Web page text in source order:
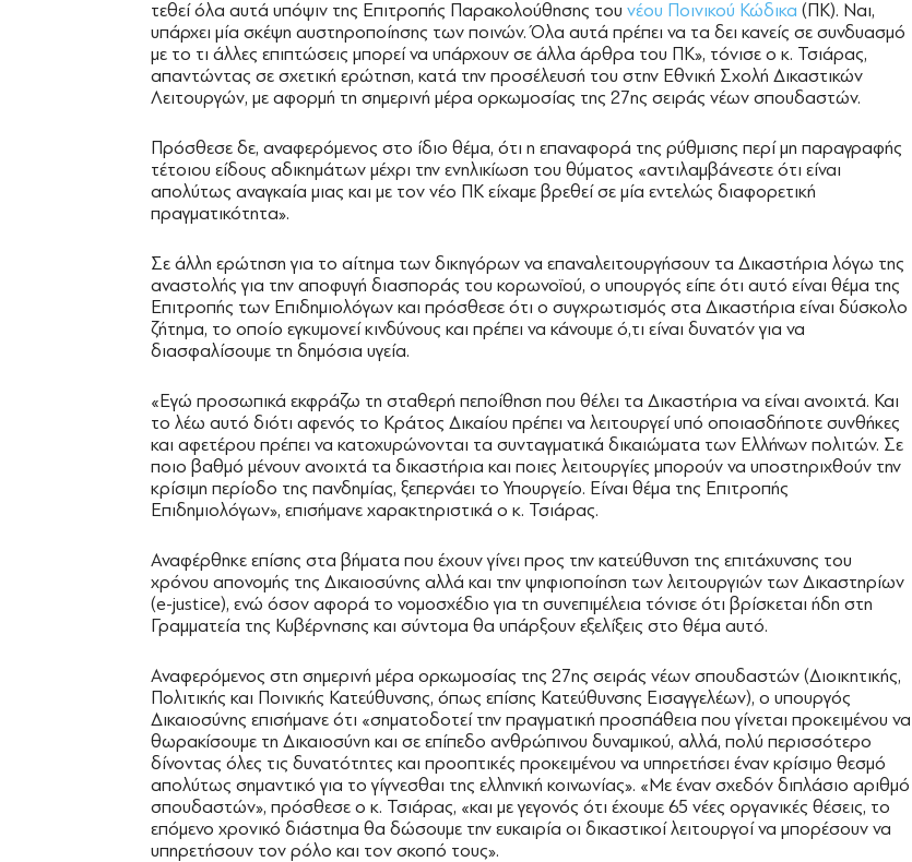
τεθεί όλα αυτά υπόψιν της Επιτροπής Παρακολούθησης του νέου Ποινικού Κώδικα (ΠΚ). Ναι,
υπάρχει μία σκέψη αυστηροποίησης των ποινών. Όλα αυτά πρέπει να τα δει κανείς σε συνδυασμό
με το τι άλλες επιπτώσεις μπορεί να υπάρχουν σε άλλα άρθρα του ΠΚ», τόνισε ο κ. Τσιάρας,
απαντώντας σε σχετική ερώτηση, κατά την προσέλευσή του στην Εθνική Σχολή Δικαστικών
Λειτουργών, με αφορμή τη σημερινή μέρα ορκωμοσίας της 27ης σειράς νέων σπουδαστών.
Πρόσθεσε δε, αναφερόμενος στο ίδιο θέμα, ότι η επαναφορά της ρύθμισης περί μη παραγραφής
τέτοιου είδους αδικημάτων μέχρι την ενηλικίωση του θύματος «αντιλαμβάνεστε ότι είναι
απολύτως αναγκαία μιας και με τον νέο ΠΚ είχαμε βρεθεί σε μία εντελώς διαφορετική
πραγματικότητα».
Σε άλλη ερώτηση για το αίτημα των δικηγόρων να επαναλειτουργήσουν τα Δικαστήρια λόγω της
αναστολής για την αποφυγή διασποράς του κορωνοϊού, ο υπουργός είπε ότι αυτό είναι θέμα της
Επιτροπής των Επιδημιολόγων και πρόσθεσε ότι ο συγχρωτισμός στα Δικαστήρια είναι δύσκολο
ζήτημα, το οποίο εγκυμονεί κινδύνους και πρέπει να κάνουμε ό,τι είναι δυνατόν για να
διασφαλίσουμε τη δημόσια υγεία.
«Εγώ προσωπικά εκφράζω τη σταθερή πεποίθηση που θέλει τα Δικαστήρια να είναι ανοιχτά. Και
το λέω αυτό διότι αφενός το Κράτος Δικαίου πρέπει να λειτουργεί υπό οποιασδήποτε συνθήκες
και αφετέρου πρέπει να κατοχυρώνονται τα συνταγματικά δικαιώματα των Ελλήνων πολιτών. Σε
ποιο βαθμό μένουν ανοιχτά τα δικαστήρια και ποιες λειτουργίες μπορούν να υποστηριχθούν την
κρίσιμη περίοδο της πανδημίας, ξεπερνάει το Υπουργείο. Είναι θέμα της Επιτροπής
Επιδημιολόγων», επισήμανε χαρακτηριστικά ο κ. Τσιάρας.
Αναφέρθηκε επίσης στα βήματα που έχουν γίνει προς την κατεύθυνση της επιτάχυνσης του
χρόνου απονομής της Δικαιοσύνης αλλά και την ψηφιοποίηση των λειτουργιών των Δικαστηρίων
(e-justice), ενώ όσον αφορά το νομοσχέδιο για τη συνεπιμέλεια τόνισε ότι βρίσκεται ήδη στη
Γραμματεία της Κυβέρνησης και σύντομα θα υπάρξουν εξελίξεις στο θέμα αυτό.
Αναφερόμενος στη σημερινή μέρα ορκωμοσίας της 27ης σειράς νέων σπουδαστών (Διοικητικής,
Πολιτικής και Ποινικής Κατεύθυνσης, όπως επίσης Κατεύθυνσης Εισαγγελέων), ο υπουργός
Δικαιοσύνης επισήμανε ότι «σηματοδοτεί την πραγματική προσπάθεια που γίνεται προκειμένου να
θωρακίσουμε τη Δικαιοσύνη και σε επίπεδο ανθρώπινου δυναμικού, αλλά, πολύ περισσότερο
δίνοντας όλες τις δυνατότητες και προοπτικές προκειμένου να υπηρετήσει έναν κρίσιμο θεσμό
απολύτως σημαντικό για το γίγνεσθαι της ελληνική κοινωνίας». «Με έναν σχεδόν διπλάσιο αριθμό
σπουδαστών», πρόσθεσε ο κ. Τσιάρας, «και με γεγονός ότι έχουμε 65 νέες οργανικές θέσεις, το
επόμενο χρονικό διάστημα θα δώσουμε την ευκαιρία οι δικαστικοί λειτουργοί να μπορέσουν να
υπηρετήσουν τον ρόλο και τον σκοπό τους».